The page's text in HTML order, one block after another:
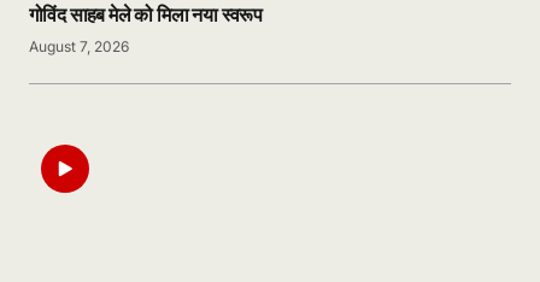
गोविंद साहब मेले को मिला नया स्वरूप
August 7, 2026